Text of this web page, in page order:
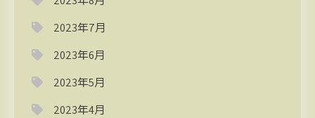
2023年7月
2023年6月
2023年5月
2023年4月